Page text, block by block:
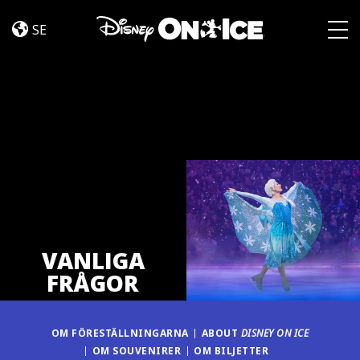
SE
VANLIGA
FRÅGOR
OM FÖRESTÄLLNINGARNA ABOUT DISNEY ON ICE
OM SOUVENIRER
OM BILJETTER